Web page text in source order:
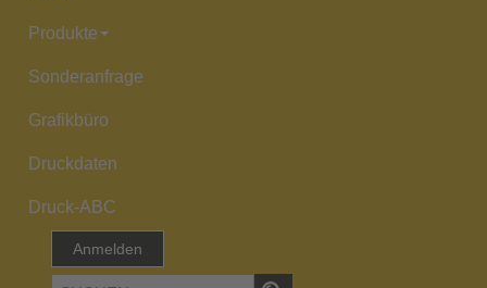
Produkte
Sonderanfrage
Grafikbüro
Druckdaten
Druck-ABC
Anmelden